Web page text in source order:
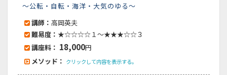
～公転・自転・海洋・大気のゆる～
講師： 高岡英夫
難易度： ★☆☆☆☆１～★★★☆☆３
講座料： 18,000円
メソッド： クリックして内容を表示する。